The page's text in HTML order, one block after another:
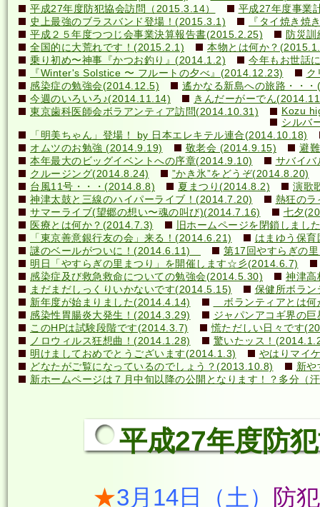
平成27年度防犯協会訪問（2015.3.14）
平成27年度事業
史上最強のブラスバンド登場！(2015.3.1)
『タイ焼き焼
平成２５年度つつじ会事業決算報告書(2015.2.25)
防災
全国的に大荒れです！(2015.2.1)
本物とは何か？
乗り初め〜神事『かつお釣り』(2014.1.2)
今年もお世話
『Winter's Solstice 〜 フルートの夕べ』(2014.12.23)
ク
感染症の勉強会(2014.12.5)
遙かなる新島への旅路・・
今週のいろいろ♪(2014.11.14)
きんだーがーでん
東京歯科医師会ボラアンティア訪問(2014.10.31)
Kozu
シルバ
「明美ちゃん」登場！ by 日本エレキテル連合(2014.10.18)
オムツのお勉強 (2014.9.19)
敬老会 (2014.9.15)
避
本年最大のビッグイベントへの序章(2014.9.10)
サバイ
クルージング(2014.8.24)
”かき氷”をどうぞ(2014.8.20)
台風11号・・・(2014.8.8)
夏まつり(2014.8.2)
演歌
神津太鼓と三線のハイパーライブ！(2014.7.20)
熱狂の
サマーライブ(望郷の想い〜魂の叫び)(2014.7.16)
七夕
医療とは何か？(2014.7.3)
旧ホームページを閉鎖しまし
「東京善意銀行友の会」来る！(2014.6.21)
はまゆう保
謎のベールがついに！(2014.6.11)
第17回やすらぎの
明日「やすらぎの里まつり」を開催します☆彡(2014.6.7)
感染症及び救急救命についての勉強会(2014.5.30)
神津高
まだまだしっくりいかないです(2014.5.15)
保健所ボラ
新年度が始まりました(2014.4.14)
ボランティアとは
感染性胃腸炎大発生！(2014.3.29)
ジャパンアコギ界の
このHPは試験段階です(2014.3.7)
慌ただしい日々です
ノロウィルス狂想曲！(2014.1.28)
驚いたッス！
明けましておめでとうございます(2014.1.3)
やはりマイ
どなたがご覧になっているのでしょう？(2013.10.8)
新や
新ホームページは７月中旬以降の公開となります！？多分
平成27年度防
★3月14日（土） 防